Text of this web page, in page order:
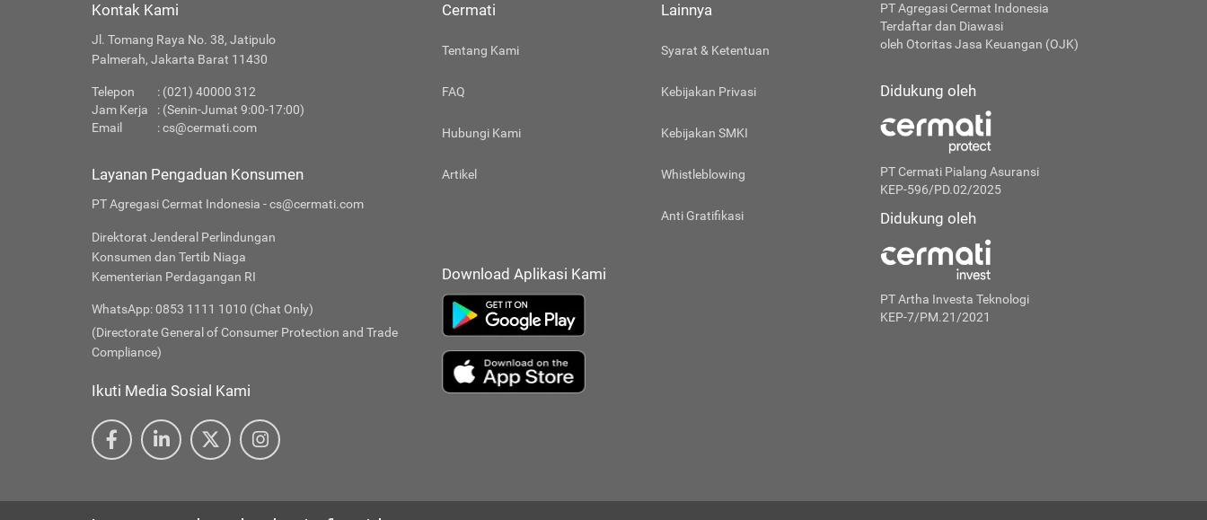
Kontak Kami
Jl. Tomang Raya No. 38, Jatipulo
Palmerah, Jakarta Barat 11430
Telepon
: (021) 40000 312
Jam Kerja
: (Senin-Jumat 9:00-17:00)
Email
:cs@cermati.com
Layanan Pengaduan Konsumen
PT Agregasi Cermat Indonesia - cs@cermati.com
Direktorat Jenderal Perlindungan
Konsumen dan Tertib Niaga
Kementerian Perdagangan RI
WhatsApp: 0853 1111 1010 (Chat Only)
(Directorate General of Consumer Protection and Trade
Compliance)
Ikuti Media Sosial Kami
Cermati
Tentang Kami
FAQ
Hubungi Kami
Artikel
Lainnya
Syarat & Ketentuan
Kebijakan Privasi
Kebijakan SMKI
Whistleblowing
Anti Gratifikasi
Download Aplikasi Kami
PT Agregasi Cermat Indonesia
Terdaftar dan Diawasi
oleh Otoritas Jasa Keuangan (OJK)
Didukung oleh
PT Cermati Pialang Asuransi
KEP-596/PD.02/2025
Didukung oleh
PT Artha Investa Teknologi
KEP-7/PM.21/2021